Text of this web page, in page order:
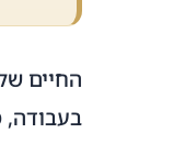
החיים
בעבודה,